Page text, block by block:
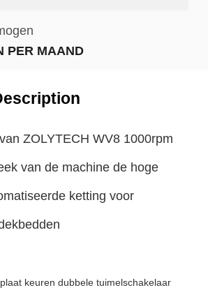
PER MAAND
ZOLYTECH WV8 1000rpm
van de machine de hoge
ketting voor
keuren dubbele tuimelschakelaar